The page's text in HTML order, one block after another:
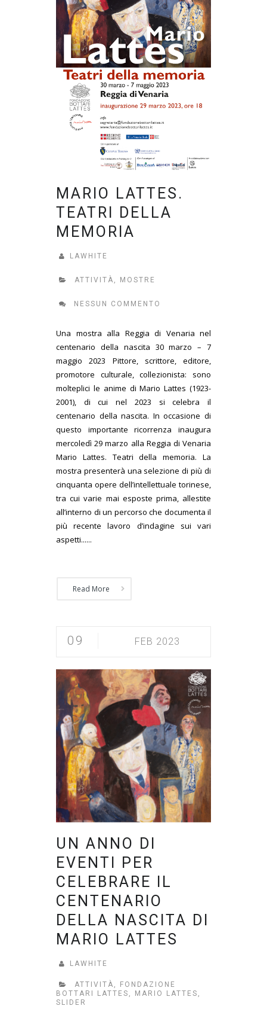
MARIO LATTES.
TEATRI DELLA
MEMORIA
LAWHITE
ATTIVITÀ , MOSTRE
NESSUN COMMENTO
Una mostra alla Reggia di Venaria nel
centenario della nascita 30 marzo – 7
maggio 2023 Pittore, scrittore, editore,
promotore culturale, collezionista: sono
molteplici le anime di Mario Lattes (1923-
2001), di cui nel 2023 si celebra il
centenario della nascita. In occasione di
questo importante ricorrenza inaugura
mercoledì 29 marzo alla Reggia di Venaria
Mario Lattes. Teatri della memoria. La
mostra presenterà una selezione di più di
cinquanta opere dell’intellettuale torinese,
tra cui varie mai esposte prima, allestite
all’interno di un percorso che documenta il
più recente lavoro d’indagine sui vari
aspetti......
Read More
09 FEB 2023
UN ANNO DI
EVENTI PER
CELEBRARE IL
CENTENARIO
DELLA NASCITA DI
MARIO LATTES
LAWHITE
ATTIVITÀ ,
FONDAZIONE
BOTTARI LATTES , MARIO LATTES ,
SLIDER